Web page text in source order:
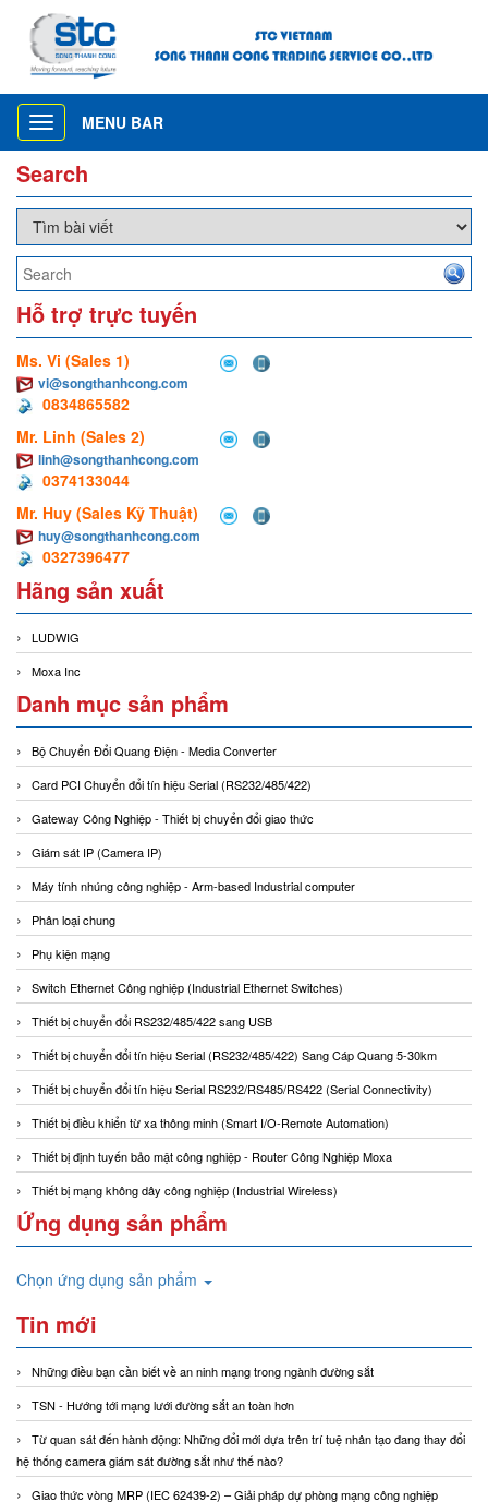
Toggle
navigation
MENU BAR
Search
Hỗ trợ trực tuyến
Ms. Vi (Sales 1)
vi@songthanhcong.com
0834865582
Mr. Linh (Sales 2)
linh@songthanhcong.com
0374133044
Mr. Huy (Sales Kỹ Thuật)
huy@songthanhcong.com
0327396477
Hãng sản xuất
LUDWIG
Moxa Inc
Danh mục sản phẩm
Bộ Chuyển Đổi Quang Điện - Media Converter
Card PCI Chuyển đổi tín hiệu Serial (RS232/485/422)
Gateway Công Nghiệp - Thiết bị chuyển đổi giao thức
Giám sát IP (Camera IP)
Máy tính nhúng công nghiệp - Arm-based Industrial computer
Phân loại chung
Phụ kiện mạng
Switch Ethernet Công nghiệp (Industrial Ethernet Switches)
Thiết bị chuyển đổi RS232/485/422 sang USB
Thiết bị chuyển đổi tín hiệu Serial (RS232/485/422) Sang Cáp Quang 5-30km
Thiết bị chuyển đổi tín hiệu Serial RS232/RS485/RS422 (Serial Connectivity)
Thiết bị điều khiển từ xa thông minh (Smart I/O-Remote Automation)
Thiết bị định tuyến bảo mật công nghiệp - Router Công Nghiệp Moxa
Thiết bị mạng không dây công nghiệp (Industrial Wireless)
Ứng dụng sản phẩm
Chọn ứng dụng sản phẩm
Tin mới
Những điều bạn cần biết về an ninh mạng trong ngành đường sắt
TSN - Hướng tới mạng lưới đường sắt an toàn hơn
Từ quan sát đến hành động: Những đổi mới dựa trên trí tuệ nhân tạo đang thay đổi
hệ thống camera giám sát đường sắt như thế nào?
Giao thức vòng MRP (IEC 62439-2) – Giải pháp dự phòng mạng công nghiệp